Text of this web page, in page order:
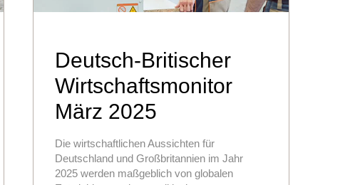
Deutsch-Britischer
Wirtschaftsmonitor
März 2025
Die wirtschaftlichen Aussichten für
Deutschland und Großbritannien im Jahr
2025 werden maßgeblich von globalen